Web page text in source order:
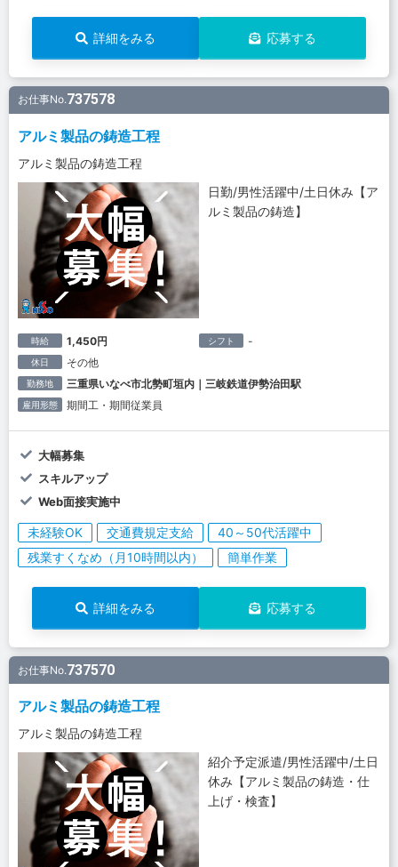
詳細をみる 応募する
お仕事No.737578
アルミ製品の鋳造工程
アルミ製品の鋳造工程
日勤/男性活躍中/土日休み【ア
ルミ製品の鋳造】
時給 1,450円 シフト -
休日 その他
勤務地 三重県いなべ市北勢町垣内｜三岐鉄道伊勢治田駅
雇用形態 期間工・期間従業員
大幅募集
スキルアップ
Web面接実施中
未経験OK 交通費規定支給
40～50代活躍中
残業すくなめ（月10時間以内）
簡単作業
詳細をみる 応募する
お仕事No.737570
アルミ製品の鋳造工程
アルミ製品の鋳造工程
紹介予定派遣/男性活躍中/土日
休み【アルミ製品の鋳造・仕
上げ・検査】